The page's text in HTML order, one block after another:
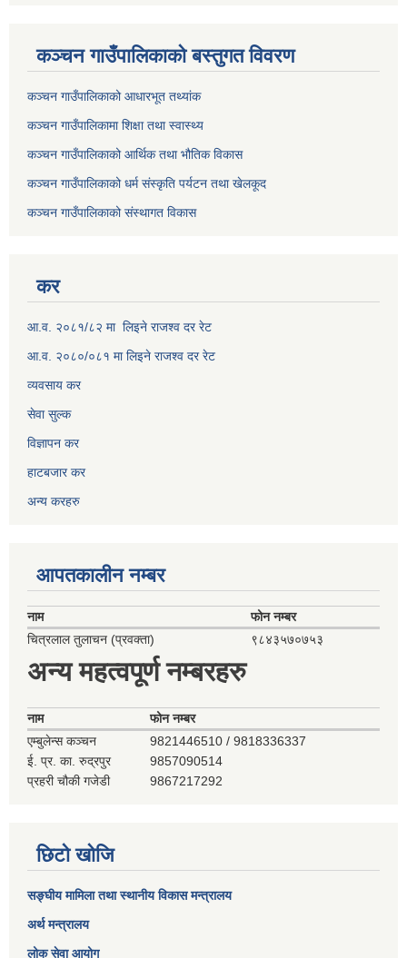
कञ्चन गाउँपालिकाकाे बस्तुगत विवरण
कञ्चन गाउँपालिकाको आधारभूत तथ्यांक
कञ्चन गाउँपालिकामा शिक्षा तथा स्वास्थ्य
कञ्चन गाउँपालिकाको आर्थिक तथा भौतिक विकास
कञ्चन गाउँपालिकाको धर्म संस्कृति पर्यटन तथा खेलकूद
कञ्चन गाउँपालिकाको संस्थागत विकास
कर
आ.व. २०८१/८२ मा लिइने राजश्व दर रेट
आ.व. २०८०/०८१ मा लिइने राजश्व दर रेट
व्यवसाय कर
सेवा सुल्क
विज्ञापन कर
हाटबजार कर
अन्य करहरु
आपतकालीन नम्बर
नाम
फोन नम्बर
चित्रलाल तुलाचन (प्रवक्ता)
९८४३५७०७५३
अन्य महत्वपूर्ण नम्बरहरु
नाम
फोन नम्बर
एम्बुलेन्स कञ्‍चन
9821446510 / 9818336337
ई. प्र. का. रुद्रपुर
9857090514
प्रहरी चौकी गजेडी
9867217292
छिटो खोजि
सङ्घीय मामिला तथा स्थानीय विकास मन्त्रालय
अर्थ मन्त्रालय
लोक सेवा आयोग